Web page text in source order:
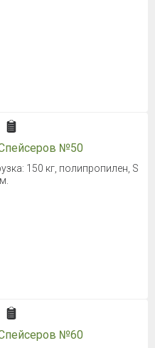
№50
150 кг, полипропилен, S
№60